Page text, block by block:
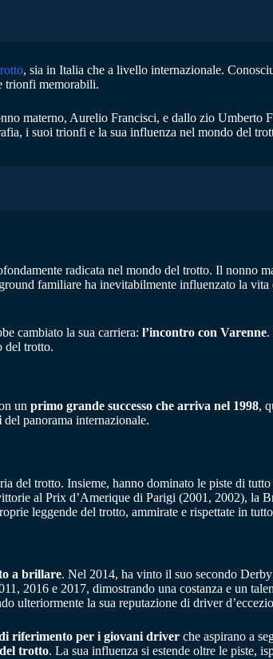
, sia in Italia che a livello internazionale.
trionfi memorabili.
materno, Aurelio Francisci, e dallo zio Umberto
i suoi trionfi e la sua influenza nel mondo del
radicata nel mondo del trotto. Il nonno
familiare ha inevitabilmente influenzato la
cambiato la sua carriera: l’incontro con Varenne.
del trotto.
un primo grande successo che arriva nel 1998,
del panorama internazionale.
del trotto. Insieme, hanno dominato le piste di
al Prix d’Amerique di Parigi (2001, 2002), la
leggende del trotto, ammirate e rispettate in
a brillare. Nel 2014, ha vinto il suo secondo
2016 e 2017, dimostrando una costanza e un
ulteriormente la sua reputazione di driver
riferimento per i giovani driver che aspirano a
trotto. La sua influenza si estende oltre le piste,